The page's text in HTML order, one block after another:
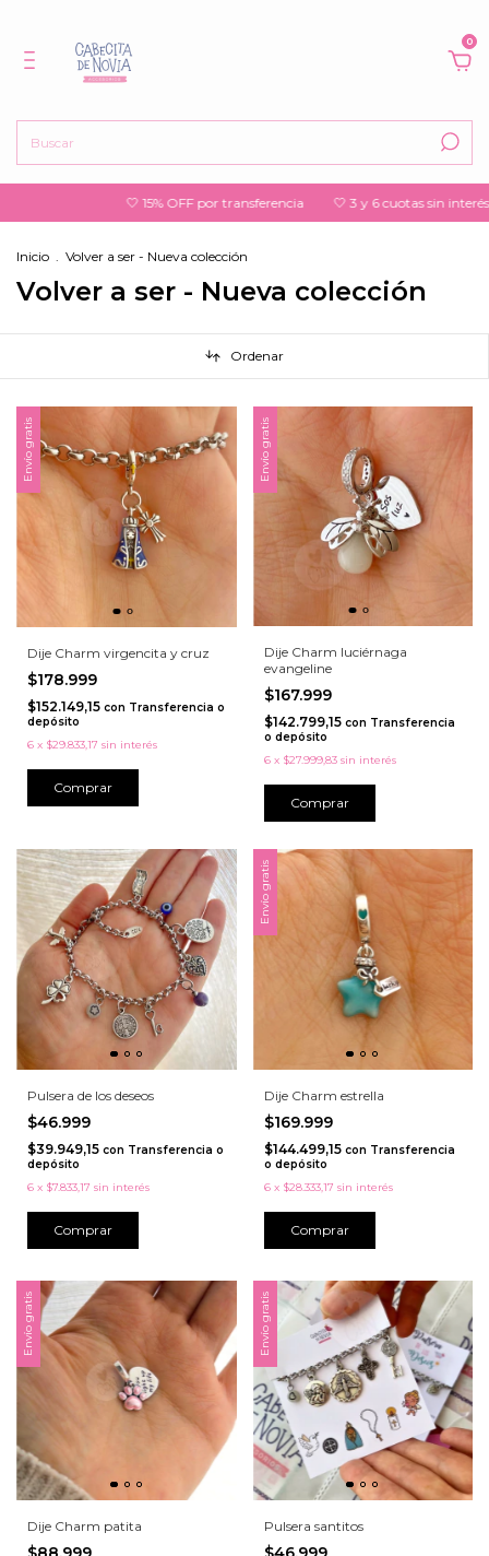
0
🤍 15% OFF por transferencia 🤍 3 y 6 cuotas sin interés 🤍 Envío
Inicio . Volver a ser - Nueva colección
Volver a ser - Nueva colección
Ordenar
Envío gratis
Dije Charm virgencita y cruz
$178.999
$152.149,15 con Transferencia o
depósito
6 x $29.833,17 sin interés
Comprar
Envío gratis
Dije Charm luciérnaga
evangeline
$167.999
$142.799,15 con Transferencia
o depósito
6 x $27.999,83 sin interés
Comprar
Pulsera de los deseos
$46.999
$39.949,15 con Transferencia o
depósito
6 x $7.833,17 sin interés
Envío gratis
Dije Charm estrella
$169.999
$144.499,15 con Transferencia
o depósito
6 x $28.333,17 sin interés
Comprar
Envío gratis
Dije Charm patita
Envío gratis
Pulsera santitos